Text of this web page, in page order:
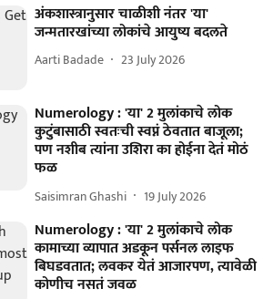
अंकशास्त्रानुसार चाळीशी नंतर 'या'
जन्मतारखांच्या लोकांचे आयुष्य बदलते
Aarti Badade 23 July 2026
Numerology : 'या' 2 मुलांकाचे लोक
कुटुंबासाठी स्वतःची स्वप्नं ठेवतात बाजूला;
पण नशीब त्यांना उशिरा का होईना देतं मोठं
फळ
Saisimran Ghashi 19 July 2026
Numerology : 'या' 2 मुलांकाचे लोक
कामाच्या व्यापात अडकून पर्सनल लाइफ
बिघडवतात; लवकर येतं आजारपण, त्यावेळी
कोणीच नसतं जवळ